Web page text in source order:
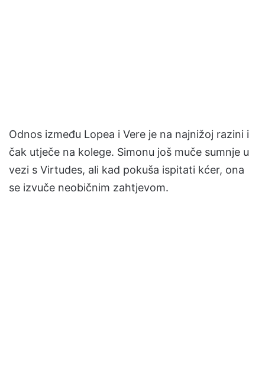
Odnos između Lopea i Vere je na najnižoj razini i
čak utječe na kolege. Simonu još muče sumnje u
vezi s Virtudes, ali kad pokuša ispitati kćer, ona
se izvuče neobičnim zahtjevom.